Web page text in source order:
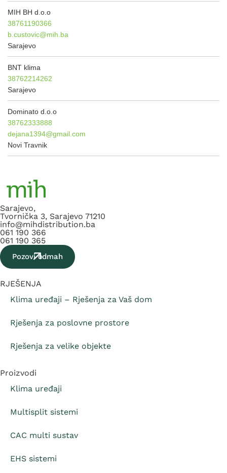
MIH BH d.o.o
38761190366
b.custovic@mih.ba
Sarajevo
BNT klima
38762214262
Sarajevo
Dominato d.o.o
38762333888
dejana1394@gmail.com
Novi Travnik
Sarajevo,
Tvornička 3, Sarajevo 71210
info@mihdistribution.ba
061 190 366
061 190 365
Pozovi odmah
RJEŠENJA
Klima uređaji – Rješenja za Vaš dom
Rješenja za poslovne prostore
Rješenja za velike objekte
Proizvodi
Klima uređaji
Multisplit sistemi
CAC multi sustav
EHS sistemi